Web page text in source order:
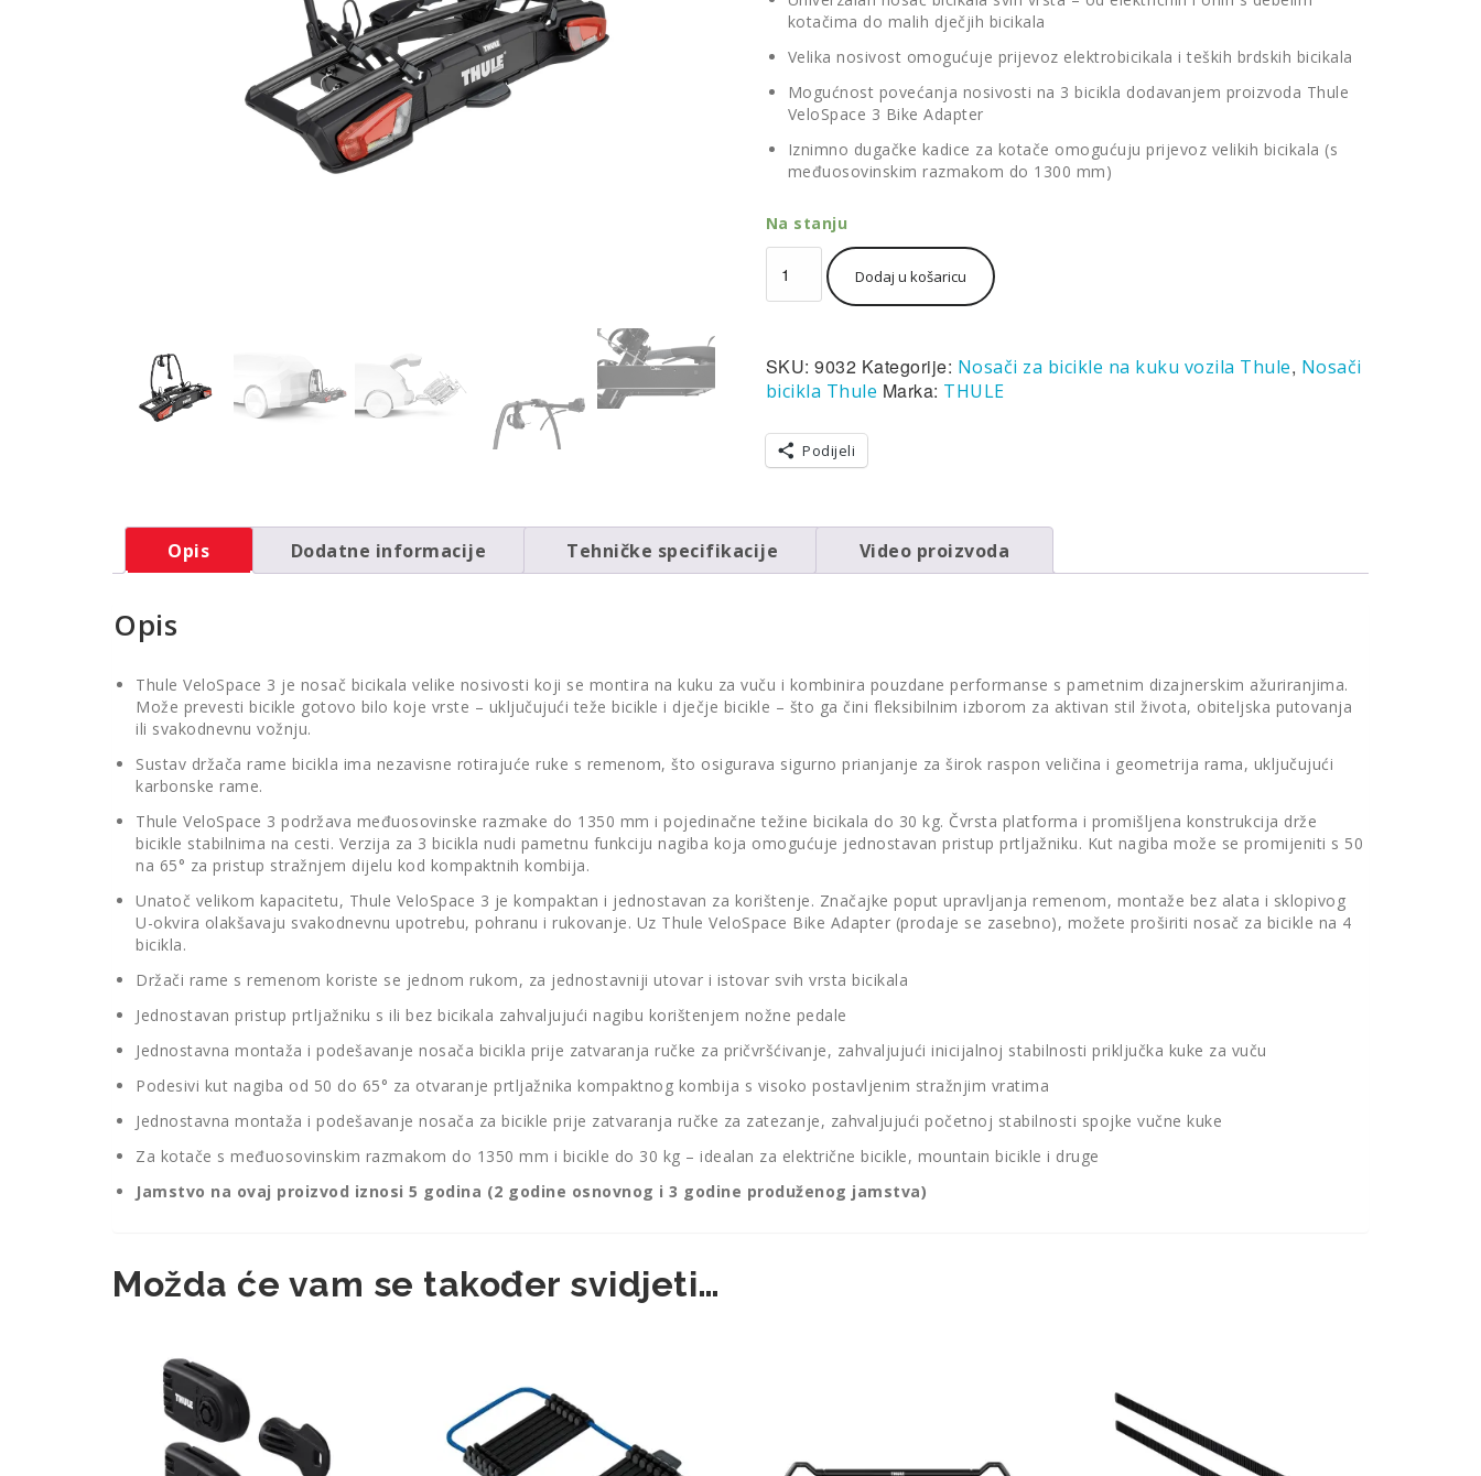
kotačima do malih dječjih bicikala
Velika nosivost omogućuje prijevoz elektrobicikala i teških brdskih bicikala
Mogućnost povećanja nosivosti na 3 bicikla dodavanjem proizvoda Thule
VeloSpace 3 Bike Adapter
Iznimno dugačke kadice za kotače omogućuju prijevoz velikih bicikala (s
međuosovinskim razmakom do 1300 mm)
Na stanju
VeloSpace
3
na
kuku
za
2-
količina
Dodaj u košaricu
SKU:9032 Kategorije: Nosači za bicikle na kuku vozila Thule, Nosači
bicikla Thule Marka: THULE
Podijeli
Opis Dodatne informacije Tehničke specifikacije Video proizvoda
Opis
Thule VeloSpace 3 je nosač bicikala velike nosivosti koji se montira na kuku za vuču i kombinira pouzdane performanse s pametnim dizajnerskim ažuriranjima.
Može prevesti bicikle gotovo bilo koje vrste – uključujući teže bicikle i dječje bicikle – što ga čini fleksibilnim izborom za aktivan stil života, obiteljska putovanja
ili svakodnevnu vožnju.
Sustav držača rame bicikla ima nezavisne rotirajuće ruke s remenom, što osigurava sigurno prianjanje za širok raspon veličina i geometrija rama, uključujući
karbonske rame.
Thule VeloSpace 3 podržava međuosovinske razmake do 1350 mm i pojedinačne težine bicikala do 30 kg. Čvrsta platforma i promišljena konstrukcija drže
bicikle stabilnima na cesti. Verzija za 3 bicikla nudi pametnu funkciju nagiba koja omogućuje jednostavan pristup prtljažniku. Kut nagiba može se promijeniti s 50
na 65° za pristup stražnjem dijelu kod kompaktnih kombija.
Unatoč velikom kapacitetu, Thule VeloSpace 3 je kompaktan i jednostavan za korištenje. Značajke poput upravljanja remenom, montaže bez alata i sklopivog
U-okvira olakšavaju svakodnevnu upotrebu, pohranu i rukovanje. Uz Thule VeloSpace Bike Adapter (prodaje se zasebno), možete proširiti nosač za bicikle na 4
bicikla.
Držači rame s remenom koriste se jednom rukom, za jednostavniji utovar i istovar svih vrsta bicikala
Jednostavan pristup prtljažniku s ili bez bicikala zahvaljujući nagibu korištenjem nožne pedale
Jednostavna montaža i podešavanje nosača bicikla prije zatvaranja ručke za pričvršćivanje, zahvaljujući inicijalnoj stabilnosti priključka kuke za vuču
Podesivi kut nagiba od 50 do 65° za otvaranje prtljažnika kompaktnog kombija s visoko postavljenim stražnjim vratima
Jednostavna montaža i podešavanje nosača za bicikle prije zatvaranja ručke za zatezanje, zahvaljujući početnoj stabilnosti spojke vučne kuke
Za kotače s međuosovinskim razmakom do 1350 mm i bicikle do 30 kg – idealan za električne bicikle, mountain bicikle i druge
Jamstvo na ovaj proizvod iznosi 5 godina (2 godine osnovnog i 3 godine produženog jamstva)
Možda će vam se također svidjeti…